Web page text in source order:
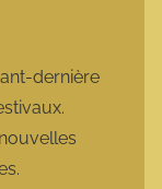
dernière